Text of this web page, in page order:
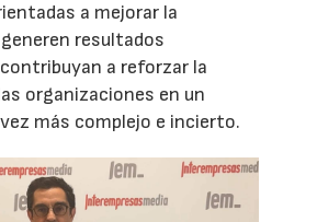
a mejorar la
resultados
a reforzar la
organizaciones en un
más complejo e incierto.